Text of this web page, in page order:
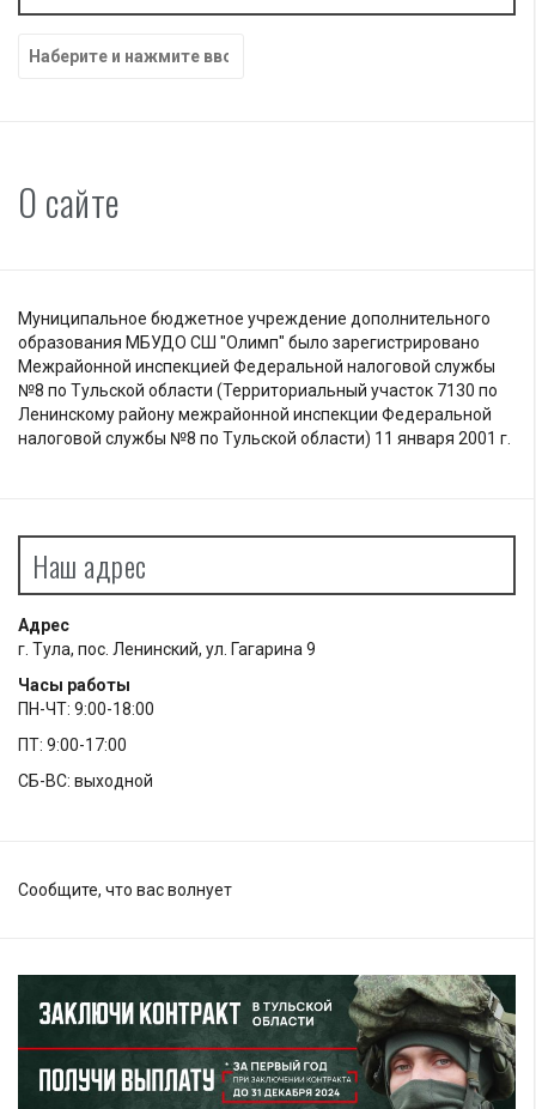
Найти:
О сайте
Муниципальное бюджетное учреждение дополнительного
образования МБУДО СШ "Олимп" было зарегистрировано
Межрайонной инспекцией Федеральной налоговой службы
№8 по Тульской области (Территориальный участок 7130 по
Ленинскому району межрайонной инспекции Федеральной
налоговой службы №8 по Тульской области) 11 января 2001 г.
Наш адрес
Адрес
г. Тула, пос. Ленинский, ул. Гагарина 9
Часы работы
ПН-ЧТ: 9:00-18:00
ПТ: 9:00-17:00
СБ-ВС: выходной
Сообщите, что вас волнует